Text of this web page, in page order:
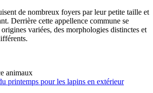
de nombreux foyers par leur petite taille et
Derrière cette appellence commune se
variées, des morphologies distinctes et
animaux
printemps pour les lapins en extérieur